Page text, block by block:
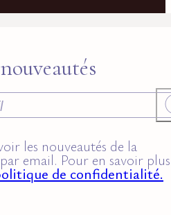
les nouveautés de la
email. Pour en savoir
de confidentialité.